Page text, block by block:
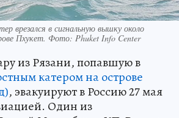
врезался в сигнальную вышку около
Пхукет. Фото: Phuket Info Center
из Рязани, попавшую в
катером на острове
, эвакуируют в Россию 27 мая
Один из